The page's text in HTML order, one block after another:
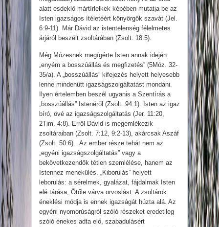
alatt esdeklő mártírlelkek képében mutatja be az
Isten igazságos ítéletéért könyörgők szavát (Jel.
6:9-11). Már Dávid az istentelenség félelmetes
árjáról beszélt zsoltárában (Zsolt. 18:5).
Még Mózesnek megígérte Isten annak idején:
„enyém a bosszúállás és megfizetés” (5Móz. 32-
35/a). A „bosszúállás” kifejezés helyett helyesebb
lenne mindenütt igazságszolgáltatást mondani.
Ilyen értelemben beszél ugyanis a Szentírás a
„bosszúállás” Istenéről (Zsolt. 94:1). Isten az igaz
bíró, övé az igazságszolgáltatás (Jer. 11:20,
2Tim. 4:8). Erről Dávid is megemlékezik
zsoltáraiban (Zsolt. 7:12, 9:2-13), akárcsak Aszáf
(Zsolt. 50:6). Az ember része tehát nem az
„egyéni igazságszolgáltatás” vagy a
bekövetkezendők tétlen szemlélése, hanem az
Istenhez menekülés. „Kiborulás” helyett
leborulás: a sérelmek, gyalázat, fájdalmak Isten
elé tárása, Őtőle várva orvoslást. A zsoltárok
éneklési módja is ennek igazságát húzta alá. Az
egyéni nyomorúságról szóló részeket eredetileg
szóló énekes adta elő, szabadulásért